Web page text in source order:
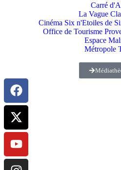
Carré
La Vague
Cinéma Six n'Etoiles de
Office de Tourisme
Espace
Métropole